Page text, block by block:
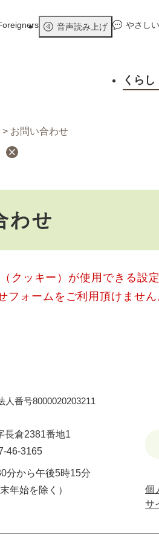
音声読み上げ やさし
くらし
> お問い合わせ
わせ
クッキー）が使用できる設
フォームをご利用頂けません
人番号8000020203211
長倉2381番地1
46-3165
分から午後5時15分
年始を除く）
個
サ